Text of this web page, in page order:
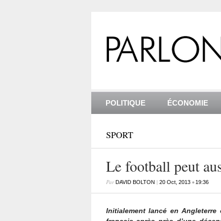
POLITIQUE ÉCONOMIE
SPORT
Le football peut
ParDAVID BOLTON | 20 Oct, 2013• 19:36
Initialement lancé en